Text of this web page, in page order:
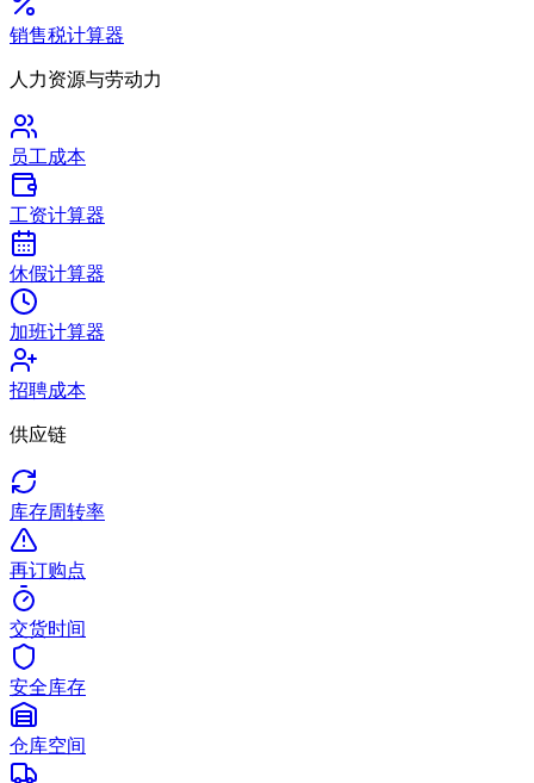
销售税计算器
人力资源与劳动力
员工成本
工资计算器
休假计算器
加班计算器
招聘成本
供应链
库存周转率
再订购点
交货时间
安全库存
仓库空间